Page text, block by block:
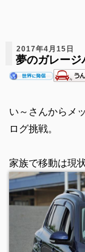
2017年4月15日
夢のガレージ
い～さんからメ
ログ挑戦。
家族で移動は現